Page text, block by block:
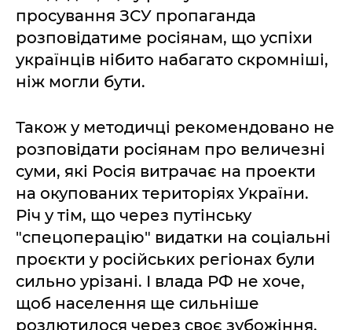
просування ЗСУ пропаганда
розповідатиме росіянам, що успіхи
українців нібито набагато скромніші,
ніж могли бути.
Також у методичці рекомендовано не
розповідати росіянам про величезні
суми, які Росія витрачає на проекти
на окупованих територіях України.
Річ у тім, що через путінську
"спецоперацію" видатки на соціальні
проєкти у російських регіонах були
сильно урізані. І влада РФ не хоче,
щоб населення ще сильніше
розлютилося через своє зубожіння.